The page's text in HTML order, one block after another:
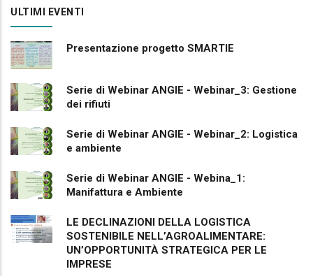
ULTIMI EVENTI
Presentazione progetto SMARTIE
Serie di Webinar ANGIE - Webinar_3: Gestione
dei rifiuti
Serie di Webinar ANGIE - Webinar_2: Logistica
e ambiente
Serie di Webinar ANGIE - Webina_1:
Manifattura e Ambiente
LE DECLINAZIONI DELLA LOGISTICA
SOSTENIBILE NELL’AGROALIMENTARE:
UN’OPPORTUNITÀ STRATEGICA PER LE
IMPRESE